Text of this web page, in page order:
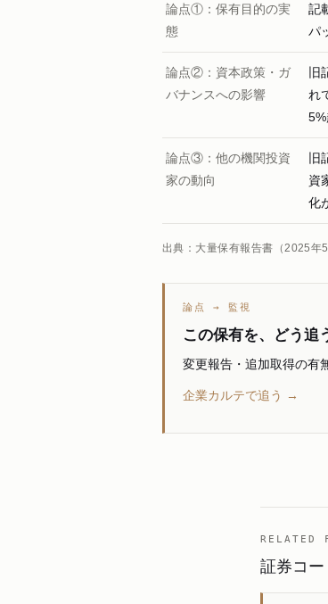
論点①：保有目的の実
態
記
パ
論点②：資本政策・ガ
バナンスへの影響
旧
れ
論点③：他の機関投資
家の動向
旧
資
化
出典：大量保有報告書（2025年
論点 → 監視
この保有を、どう追
変更報告・追加取得の有
企業カルテで追う →
RELATED
証券コー